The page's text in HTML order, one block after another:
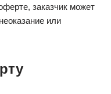
заказчик может
или